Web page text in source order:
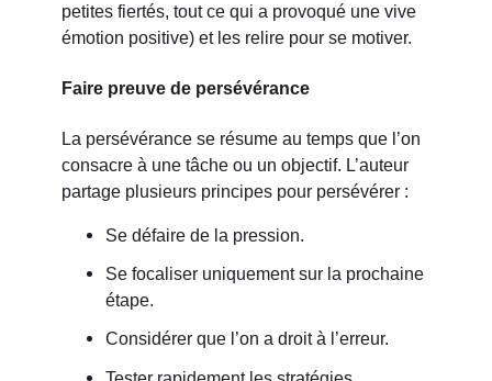
petites fiertés, tout ce qui a provoqué une vive
émotion positive) et les relire pour se motiver.
Faire preuve de persévérance
La persévérance se résume au temps que l’on
consacre à une tâche ou un objectif. L’auteur
partage plusieurs principes pour persévérer :
Se défaire de la pression.
Se focaliser uniquement sur la prochaine
étape.
Considérer que l’on a droit à l’erreur.